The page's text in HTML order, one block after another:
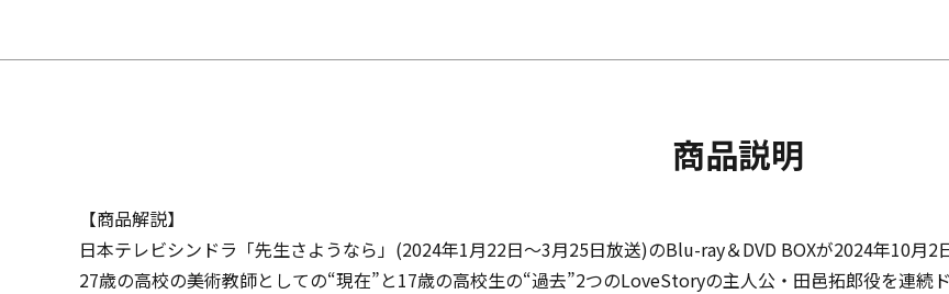
商品説明
【商品解説】
日本テレビシンドラ「先生さようなら」(2024年1月22日～3月25日放送)のBlu-ray＆DVD BOXが2024年10月2
27歳の高校の美術教師としての“現在”と17歳の高校生の“過去”2つのLoveStoryの主人公・田邑拓郎役を連続